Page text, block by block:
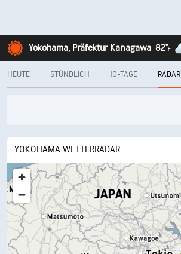
Yokohama, Präfektur Kanagawa 82°F
HEUTE STÜNDLICH 10-TAGE RADAR
YOKOHAMA WETTERRADAR